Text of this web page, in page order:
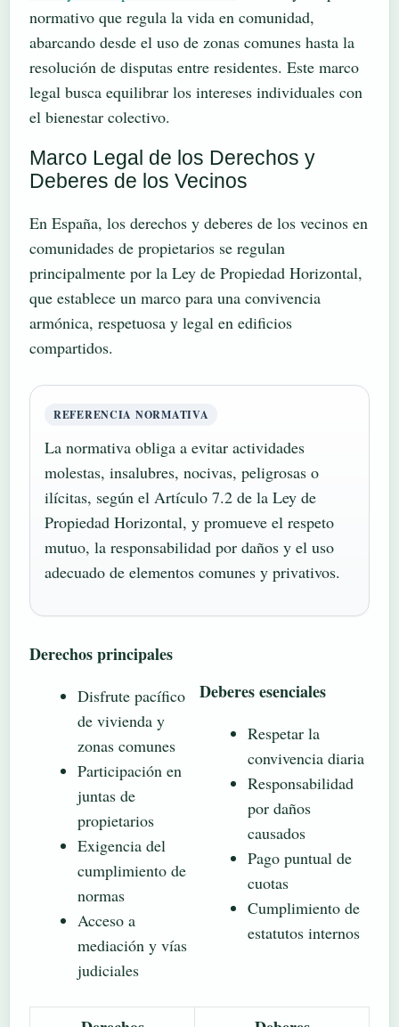
normativo que regula la vida en comunidad,
abarcando desde el uso de zonas comunes hasta la
resolución de disputas entre residentes. Este marco
legal busca equilibrar los intereses individuales con
el bienestar colectivo.
Marco Legal de los Derechos y
Deberes de los Vecinos
En España, los derechos y deberes de los vecinos en
comunidades de propietarios se regulan
principalmente por la Ley de Propiedad Horizontal,
que establece un marco para una convivencia
armónica, respetuosa y legal en edificios
compartidos.
REFERENCIA NORMATIVA
La normativa obliga a evitar actividades
molestas, insalubres, nocivas, peligrosas o
ilícitas, según el Artículo 7.2 de la Ley de
Propiedad Horizontal, y promueve el respeto
mutuo, la responsabilidad por daños y el uso
adecuado de elementos comunes y privativos.
Derechos principales
Disfrute pacífico
de vivienda y
zonas comunes
Participación en
juntas de
propietarios
Exigencia del
cumplimiento de
normas
Acceso a
mediación y vías
judiciales
Deberes esenciales
Respetar la
convivencia diaria
Responsabilidad
por daños
causados
Pago puntual de
cuotas
Cumplimiento de
estatutos internos